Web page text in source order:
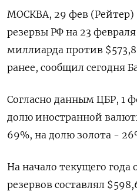
МОСКВА, 29 фев
резервы РФ на 23
миллиарда против
ранее, сообщил сегодня
Согласно данным ЦБР, 1
долю иностранной
69%, на долю золота -
На начало текущего года
резервов составлял